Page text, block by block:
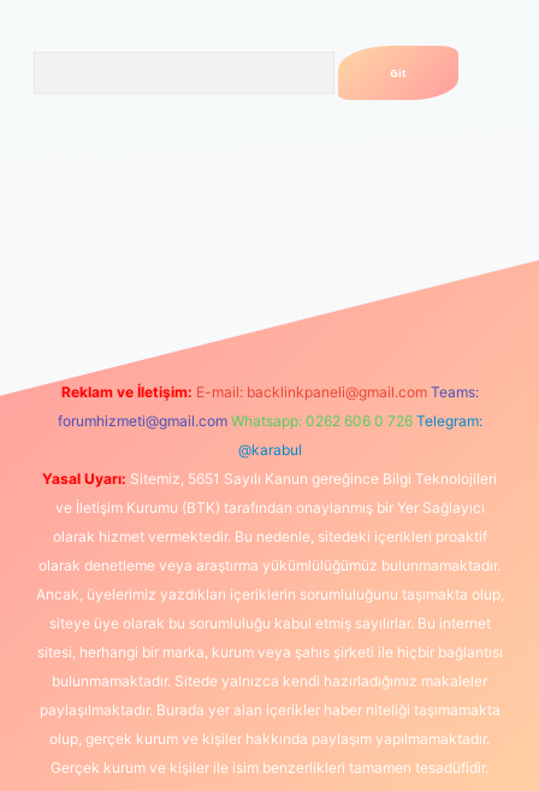
Reklam ve İletişim: E-mail: backlinkpaneli@gmail.com Teams:
forumhizmeti@gmail.com Whatsapp: 0262 606 0 726 Telegram:
@karabul
Yasal Uyarı: Sitemiz, 5651 Sayılı Kanun gereğince Bilgi Teknolojileri
ve İletişim Kurumu (BTK) tarafından onaylanmış bir Yer Sağlayıcı
olarak hizmet vermektedir. Bu nedenle, sitedeki içerikleri proaktif
olarak denetleme veya araştırma yükümlülüğümüz bulunmamaktadır.
Ancak, üyelerimiz yazdıkları içeriklerin sorumluluğunu taşımakta olup,
siteye üye olarak bu sorumluluğu kabul etmiş sayılırlar. Bu internet
sitesi, herhangi bir marka, kurum veya şahıs şirketi ile hiçbir bağlantısı
bulunmamaktadır. Sitede yalnızca kendi hazırladığımız makaleler
paylaşılmaktadır. Burada yer alan içerikler haber niteliği taşımamakta
olup, gerçek kurum ve kişiler hakkında paylaşım yapılmamaktadır.
Gerçek kurum ve kişiler ile isim benzerlikleri tamamen tesadüfidir.